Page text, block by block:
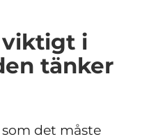
viktigt i
tänker
det måste